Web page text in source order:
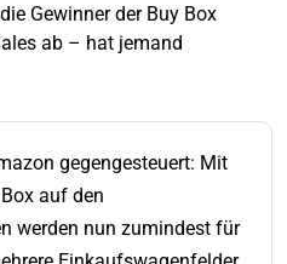
Gewinner der Buy Box
ab – hat jemand
gegengesteuert: Mit
auf den
werden nun zumindest für